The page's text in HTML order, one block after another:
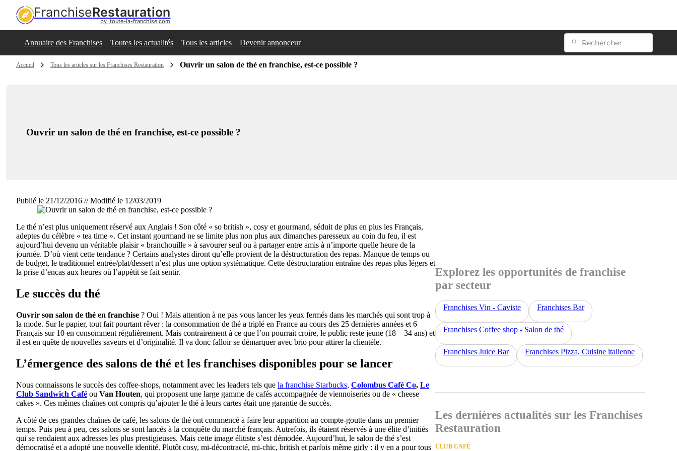
FranchiseRestauration
by  toute-la-franchise.com
Annuaire des Franchises Toutes les actualités Tous les articles Devenir annonceur
Accueil Tous les articles sur les Franchises Restauration Ouvrir un salon de thé en franchise, est-ce possible ?
Ouvrir un salon de thé en franchise, est-ce possible ?
Publié le 21/12/2016 // Modifié le 12/03/2019
Le thé n’est plus uniquement réservé aux Anglais ! Son côté « so british », cosy et gourmand, séduit de plus en plus les Français,
adeptes du célèbre « tea time ». Cet instant gourmand ne se limite plus non plus aux dimanches paresseux au coin du feu, il est
aujourd’hui devenu un véritable plaisir « branchouille » à savourer seul ou à partager entre amis à n’importe quelle heure de la
journée. D’où vient cette tendance ? Certains analystes diront qu’elle provient de la déstructuration des repas. Manque de temps ou
de budget, le traditionnel entrée/plat/dessert n’est plus une option systématique. Cette déstructuration entraîne des repas plus légers et
la prise d’encas aux heures où l’appétit se fait sentir.
Le succès du thé
Ouvrir son salon de thé en franchise ? Oui ! Mais attention à ne pas vous lancer les yeux fermés dans les marchés qui sont trop à
la mode. Sur le papier, tout fait pourtant rêver : la consommation de thé a triplé en France au cours des 25 dernières années et 6
Français sur 10 en consomment régulièrement. Mais contrairement à ce que l’on pourrait croire, le public reste jeune (18 – 34 ans) et
il est en quête de nouvelles saveurs et d’originalité. Il va donc falloir se démarquer avec brio pour attirer la clientèle.
L’émergence des salons de thé et les franchises disponibles pour se lancer
Nous connaissons le succès des coffee-shops, notamment avec les leaders tels que la franchise Starbucks, Colombus Café Co, Le
Club Sandwich Café ou Van Houten, qui proposent une large gamme de cafés accompagnée de viennoiseries ou de « cheese
cakes ». Ces mêmes chaînes ont compris qu’ajouter le thé à leurs cartes était une garantie de succès.
A côté de ces grandes chaînes de café, les salons de thé ont commencé à faire leur apparition au compte-goutte dans un premier
temps. Puis peu à peu, ces salons se sont lancés à la conquête du marché français. Autrefois, ils étaient réservés à une élite d’initiés
qui se rendaient aux adresses les plus prestigieuses. Mais cette image élitiste s’est démodée. Aujourd’hui, le salon de thé s’est
démocratisé et a adopté une nouvelle identité. Plutôt cosy, mi-décontracté, mi-chic, british et parfois même girly : il y en a pour tous
Explorez les opportunités de franchise
par secteur
Franchises Vin - Caviste Franchises Bar
Franchises Coffee shop - Salon de thé
Franchises Juice Bar Franchises Pizza, Cuisine italienne
Les dernières actualités sur les Franchises
Restauration
CLUB CAFÉ